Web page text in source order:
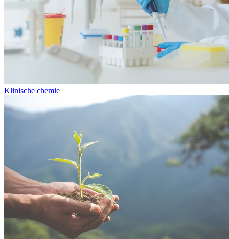
Klinische chemie